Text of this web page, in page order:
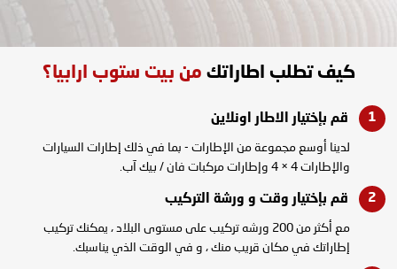
كيف تطلب اطاراتك من بيت ستوب ارابيا؟
قم بإختيار الاطار اونلاين
لدينا أوسع مجموعة من الإطارات - بما في ذلك إطارات السيارات
والإطارات 4 × 4 وإطارات مركبات فان / بيك آب.
قم بإختيار وقت و ورشة التركيب
مع أكثر من 200 ورشه تركيب على مستوى البلاد ، يمكنك تركيب
إطاراتك في مكان قريب منك ، و في الوقت الذي يناسبك.